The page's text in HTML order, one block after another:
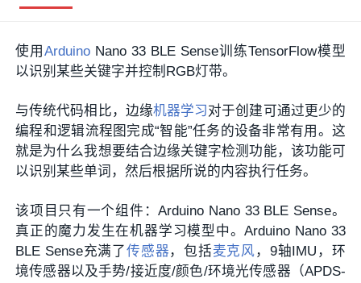
使用Arduino Nano 33 BLE Sense训练TensorFlow模型
以识别某些关键字并控制RGB灯带。
与传统代码相比，边缘机器学习对于创建可通过更少的
编程和逻辑流程图完成“智能”任务的设备非常有用。这
就是为什么我想要结合边缘关键字检测功能，该功能可
以识别某些单词，然后根据所说的内容执行任务。
该项目只有一个组件：Arduino Nano 33 BLE Sense。
真正的魔力发生在机器学习模型中。Arduino Nano 33
BLE Sense充满了传感器 ，包括麦克风 ，9轴IMU，环
境传感器以及手势/接近度/颜色/环境光传感器（APDS-